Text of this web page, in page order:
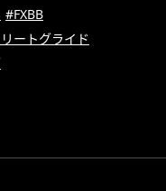
#FXBB
ートグライド